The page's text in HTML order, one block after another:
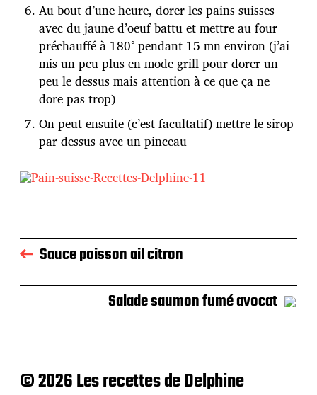
Au bout d’une heure, dorer les pains suisses
avec du jaune d’oeuf battu et mettre au four
préchauffé à 180° pendant 15 mn environ (j’ai
mis un peu plus en mode grill pour dorer un
peu le dessus mais attention à ce que ça ne
dore pas trop)
On peut ensuite (c’est facultatif) mettre le sirop
par dessus avec un pinceau
Sauce poisson ail citron
Salade saumon fumé avocat
© 2026 Les recettes de Delphine